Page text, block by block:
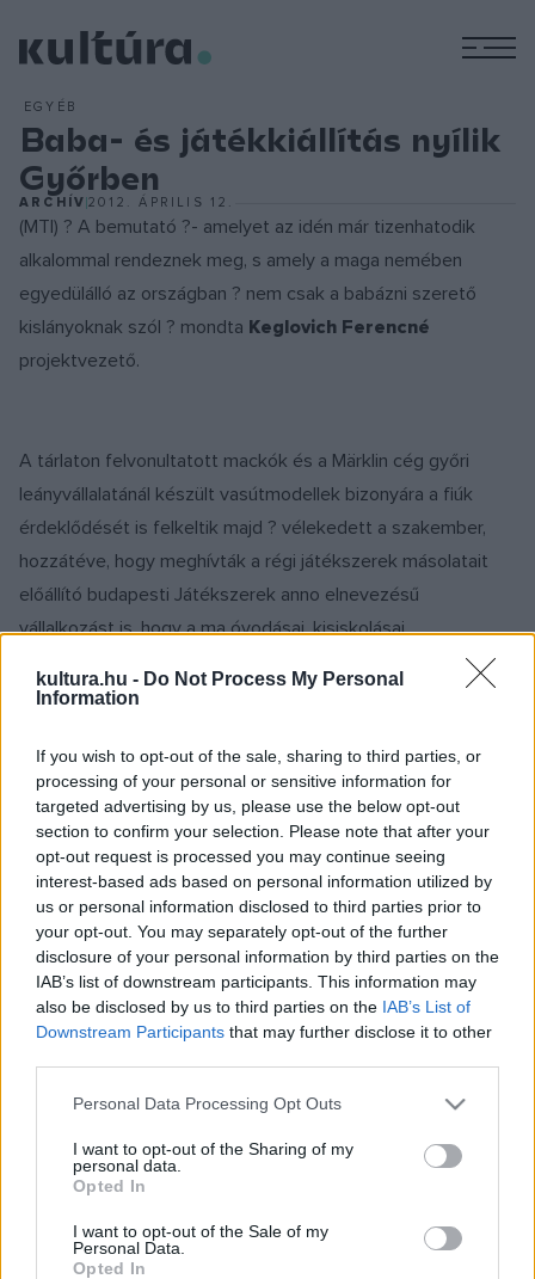
kultura.hu - Do Not Process My Personal
Information
If you wish to opt-out of the sale, sharing to third parties, or
processing of your personal or sensitive information for
targeted advertising by us, please use the below opt-out
section to confirm your selection. Please note that after your
opt-out request is processed you may continue seeing
interest-based ads based on personal information utilized by
us or personal information disclosed to third parties prior to
your opt-out. You may separately opt-out of the further
disclosure of your personal information by third parties on the
IAB’s list of downstream participants. This information may
also be disclosed by us to third parties on the IAB’s List of
Downstream Participants that may further disclose it to other
Please note that this website/app uses one or more Google
not limited to your visit or usage behaviour. You may click to
grant or deny consent to Google and its third-party tags to
use your data for below specified purposes in below Google
consent section.
Personal Data Processing Opt Outs
I want to opt-out of the Sharing of my
personal data.
Opted In
I want to opt-out of the Sale of my
Personal Data.
Opted In
EGYÉB
Baba- és játékkiállítás nyílik
Győrben
ARCHÍV2012. ÁPRILIS 12.
(MTI) ? A bemutató ?- amelyet az idén már tizenhatodik
alkalommal rendeznek meg, s amely a maga nemében
egyedülálló az országban ? nem csak a babázni szerető
kislányoknak szól ? mondta Keglovich Ferencné
projektvezető.
A tárlaton felvonultatott mackók és a Märklin cég győri
leányvállalatánál készült vasútmodellek bizonyára a fiúk
érdeklődését is felkeltik majd ? vélekedett a szakember,
hozzátéve, hogy meghívták a régi játékszerek másolatait
előállító budapesti Játékszerek anno elnevezésű
vállalkozást is, hogy a ma óvodásai, kisiskolásai
megismerhessék azokat a játékokat, amelyekkel szüleik,
nagyszüleik játszottak egykor.
Az eseményt összekapcsolják a babakészítési verseny
eredményhirdetésével, amelyre a kiállítás megnyitóját
megelőzően, április 13-án kerül sor a Xántus János Múzeum
dísztermében.
A szervező Győri Művészeti és Fesztiválközpont hirdette
meg a babakészítési versenyt, amelyen kizárólag a hazai
mezőny méri össze tudását különféle témájú alkotásokkal.
A témaválasztást ajánlásokkal igyekeztek megkönnyíteni a
rendezők, így a Grimm-emlékév tiszteletére például
mesefeldolgozásokat javasoltak a versenyzőknek, a
népviselet megjelenítését állították középpontba.
A versenyre beküldött munkák legsikeresebb darabjait a
fesztiválközpont, továbbá a Kiss Áron Magyar Játék